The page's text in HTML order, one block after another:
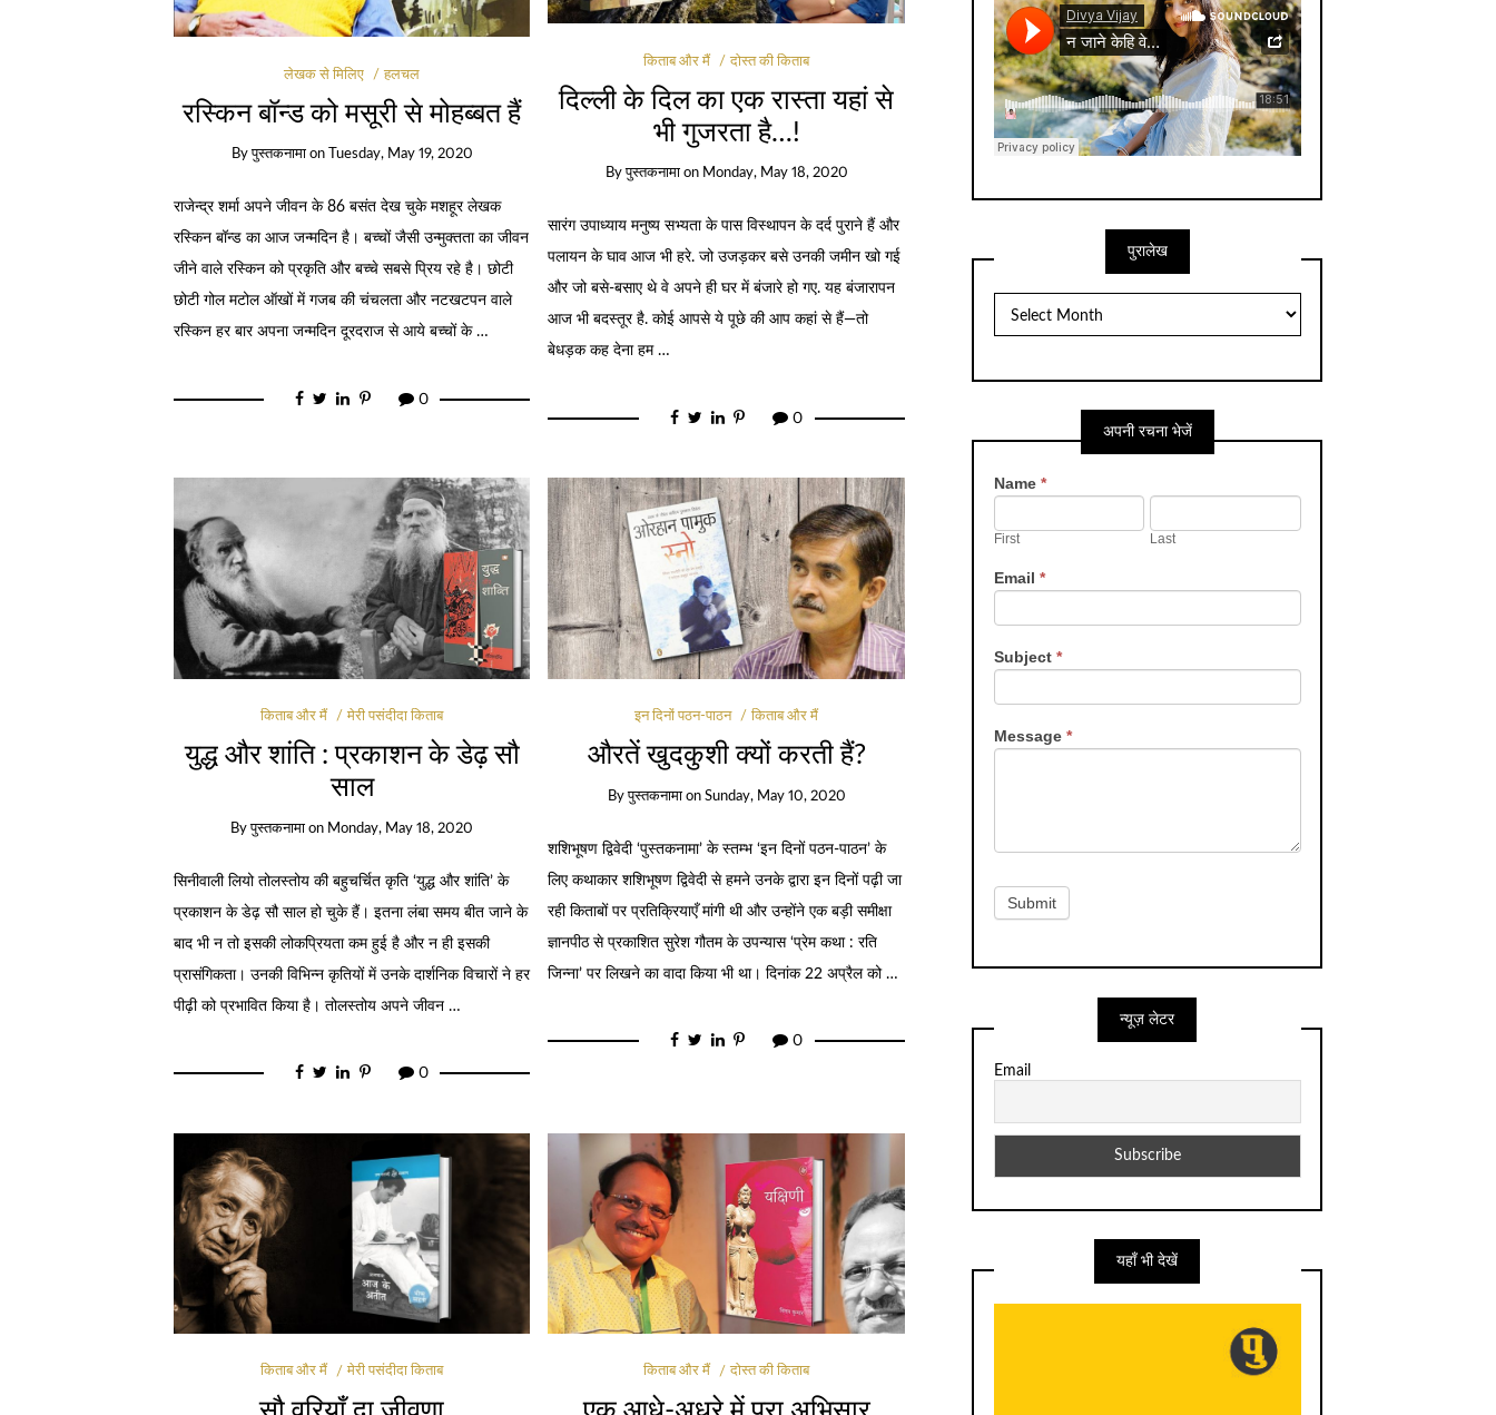
लेखक से मिलिए हलचल
रस्‍किन बॉन्‍ड को मसूरी से मोहब्‍बत हैं
Byपुस्तकनामा on Tuesday, May 19, 2020
राजेन्‍द्र शर्मा अपने जीवन के 86 बसंत देख चुके मशहूर लेखक
रस्‍किन बॉन्‍ड का आज जन्‍मदिन है। बच्‍चों जैसी उन्‍मुक्‍तता का जीवन
जीने वाले रस्‍किन को प्रकृति और बच्‍चे सबसे प्रिय रहे है। छोटी
छोटी गोल मटोल ऑखों में गजब की चंचलता और नटखटपन वाले
रस्‍किन हर बार अपना जन्‍मदिन दूरदराज से आये बच्‍चों के …
0
किताब और मैं दोस्त की किताब
दिल्ली के दिल का एक रास्ता यहां से
भी गुजरता है…!
Byपुस्तकनामा on Monday, May 18, 2020
सारंग उपाध्याय मनुष्य सभ्यता के पास विस्थापन के दर्द पुराने हैं और
पलायन के घाव आज भी हरे. जो उजड़कर बसे उनकी जमीन खो गई
और जो बसे-बसाए थे वे अपने ही घर में बंजारे हो गए. यह बंजारापन
आज भी बदस्तूर है. कोई आपसे ये पूछे की आप कहां से हैं—तो
बेधड़क कह देना हम …
0
किताब और मैं मेरी पसंदीदा किताब
युद्ध और शांति : प्रकाशन के डेढ़ सौ
साल
Byपुस्तकनामा on Monday, May 18, 2020
सिनीवाली लियो तोलस्तोय की बहुचर्चित कृति ‘युद्ध और शांति’ के
प्रकाशन के डेढ़ सौ साल हो चुके हैं। इतना लंबा समय बीत जाने के
बाद भी न तो इसकी लोकप्रियता कम हुई है और न ही इसकी
प्रासंगिकता। उनकी विभिन्न कृतियों में उनके दार्शनिक विचारों ने हर
पीढ़ी को प्रभावित किया है। तोलस्तोय अपने जीवन …
0
इन दिनों पठन-पाठन किताब और मैं
औरतें खुदकुशी क्यों करती हैं?
Byपुस्तकनामा on Sunday, May 10, 2020
शशिभूषण द्विवेदी ‘पुस्तकनामा’ के स्तम्भ ‘इन दिनों पठन-पाठन’ के
लिए कथाकार शशिभूषण द्विवेदी से हमने उनके द्वारा इन दिनों पढ़ी जा
रही किताबों पर प्रतिक्रियाएँ मांगी थी और उन्होंने एक बड़ी समीक्षा
ज्ञानपीठ से प्रकाशित सुरेश गौतम के उपन्यास ‘प्रेम कथा : रति
जिन्ना’ पर लिखने का वादा किया भी था। दिनांक 22 अप्रैल को …
0
किताब और मैं मेरी पसंदीदा किताब किताब और मैं दोस्त की किताब
पुरालेख
अपनी रचना भेजें
Contact
Us
Name *
First Last
Email *
Subject *
Message *
Submit
न्यूज़ लेटर
Email
यहाँ भी देखें